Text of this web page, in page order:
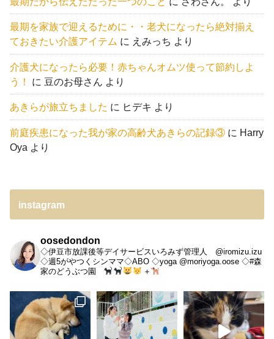
最期を家族で迎えるために・・老犬になったら絶対揃え
ておきたい介護アイテム に えみっち より
介護犬になったら必要！赤ちゃんオムツ使って節約しよ
う！
に 豆のお母さん より
あきらが旅立ちました に ヒデキ より
前庭疾患になった我が家の高齢犬あきらの記録③ に Harry
Oya より
instagram
oosedondon
◇伊豆市放課後等デイサービスいろみず管理人 @iromizu.izu
◇週5がやつくシンママ◇ABO ◇yoga @moriyoga.oose ◇#森
家のどうぶつ園
＋